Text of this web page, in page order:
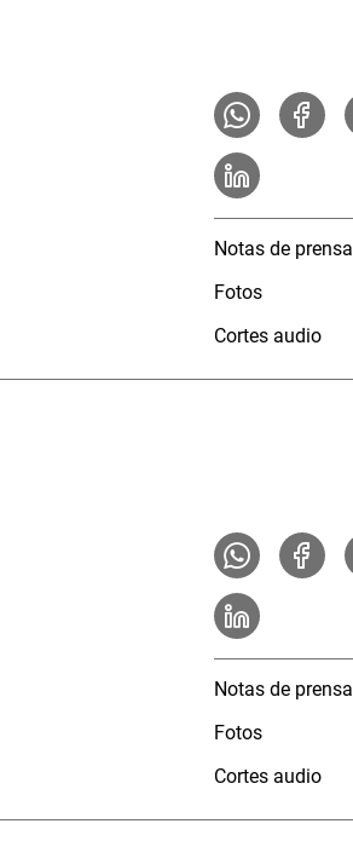
Notas de prensa
Fotos
Cortes audio
Notas de prensa
Fotos
Cortes audio